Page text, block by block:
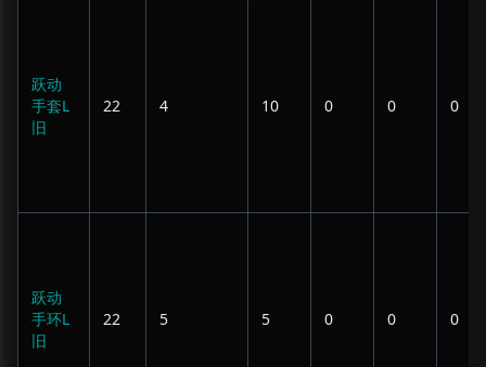
跃动
手套L
旧
22 4 10 0 0 0
跃动
手环L
旧
22 5 5 0 0 0